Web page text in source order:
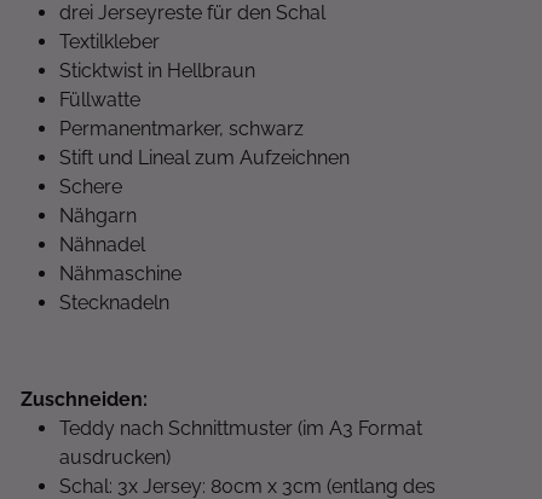
drei Jerseyreste für den Schal
Textilkleber
Sticktwist in Hellbraun
Füllwatte
Permanentmarker, schwarz
Stift und Lineal zum Aufzeichnen
Schere
Nähgarn
Nähnadel
Nähmaschine
Stecknadeln
Zuschneiden:
Teddy nach Schnittmuster (im A3 Format
ausdrucken)
Schal: 3x Jersey: 80cm x 3cm (entlang des